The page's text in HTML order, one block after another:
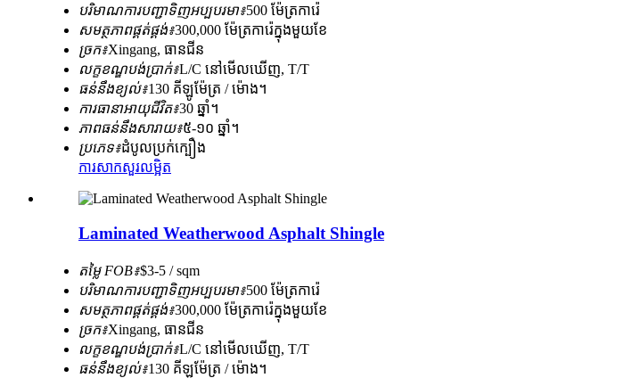
បរិមាណការបញ្ជាទិញអប្បបរមា៖500 ម៉ែត្រការ៉េ
សមត្ថភាពផ្គត់ផ្គង់៖300,000 ម៉ែត្រការ៉េក្នុងមួយខែ
ច្រក៖Xingang, ធានជីន
លក្ខខណ្ឌបង់ប្រាក់៖L/C នៅមើលឃើញ, T/T
ធន់នឹងខ្យល់៖130 គីឡូម៉ែត្រ / ម៉ោង។
ការធានាអាយុជីវិត៖30 ឆ្នាំ។
ភាពធន់នឹងសារាយ៖៥-១០ ឆ្នាំ។
ប្រភេទ៖ដំបូលប្រក់ក្បឿង
ការសាកសួរលម្អិត
Laminated Weatherwood Asphalt Shingle
តម្លៃ FOB៖$3-5 / sqm
បរិមាណការបញ្ជាទិញអប្បបរមា៖500 ម៉ែត្រការ៉េ
សមត្ថភាពផ្គត់ផ្គង់៖300,000 ម៉ែត្រការ៉េក្នុងមួយខែ
ច្រក៖Xingang, ធានជីន
លក្ខខណ្ឌបង់ប្រាក់៖L/C នៅមើលឃើញ, T/T
ធន់នឹងខ្យល់៖130 គីឡូម៉ែត្រ / ម៉ោង។